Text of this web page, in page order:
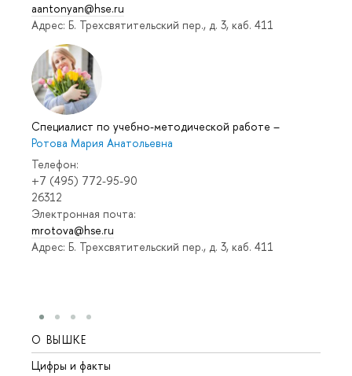
aantonyan@hse.ru
Адрес: Б. Трехсвятительский пер., д. 3, каб. 411
Специалист по учебно-методической работе –
Ротова Мария Анатольевна
Телефон:
+7 (495) 772-95-90
26312
Электронная почта:
mrotova@hse.ru
Адрес: Б. Трехсвятительский пер., д. 3, каб. 411
О ВЫШКЕ
Цифры и факты